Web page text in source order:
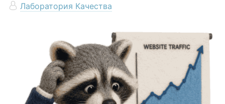
Лаборатория Качества